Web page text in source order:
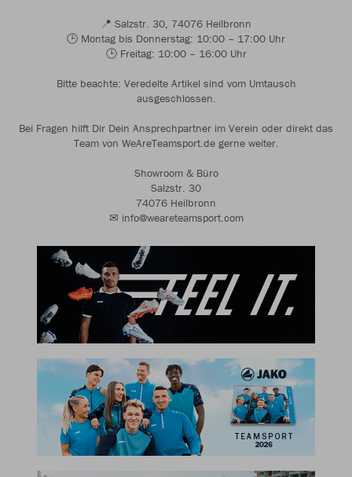
📍 Salzstr. 30, 74076 Heilbronn
🕒 Montag bis Donnerstag: 10:00 – 17:00 Uhr
🕒 Freitag: 10:00 – 16:00 Uhr
Bitte beachte: Veredelte Artikel sind vom Umtausch
ausgeschlossen.
Bei Fragen hilft Dir Dein Ansprechpartner im Verein oder direkt das
Team von WeAreTeamsport.de gerne weiter.
Showroom & Büro
Salzstr. 30
74076 Heilbronn
✉ info@weareteamsport.com